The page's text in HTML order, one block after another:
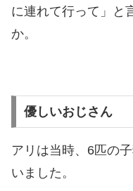
に連れて行って」と
か。
優しいおじさん
アリは当時、6匹の
いました。